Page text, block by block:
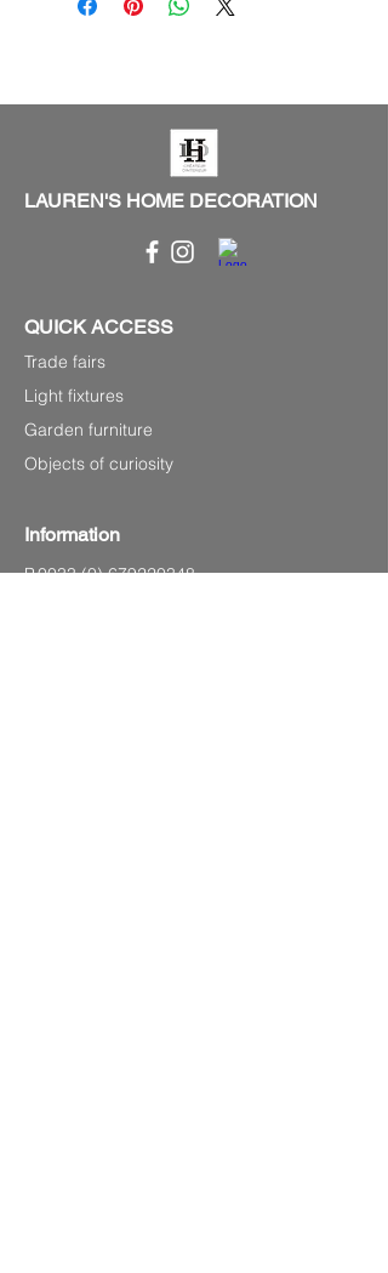
LAUREN'S HOME DECORATION
QUICK ACCESS
Trade fairs
Light fixtures
Garden furniture
Objects of curiosity
Information
P.0033(0) 679220348